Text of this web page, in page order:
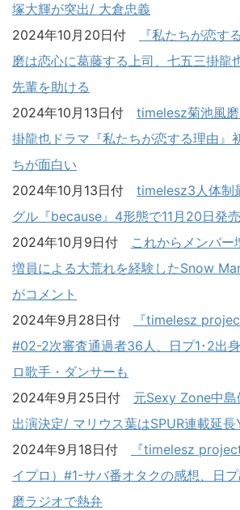
塚大輝が突出/ 大倉忠義
2024年10月20日付
『私たちが恋す
磨は恋心に葛藤する上司、七五三掛龍
先輩を助ける
2024年10月13日付 timelesz菊池風
掛龍也ドラマ『私たちが恋する理由
ちが面白い
2024年10月13日付 timelesz3人体制
グル『because』4形態で11月20日発
2024年10月9日付 これからメンバー
増員による大荒れを経験したSnow
がコメント
2024年9月28日付
『timelesz
#02-2次審査通過者36人、日プ1･2出
ロ歌手・ダンサーも
2024年9月25日付 元Sexy Zone中島
出演決定/ マリウス葉はSPUR連載延
2024年9月18日付
『timelesz
イプロ）#1-サバ番オタクの感想、日
磨ラジオで熱弁